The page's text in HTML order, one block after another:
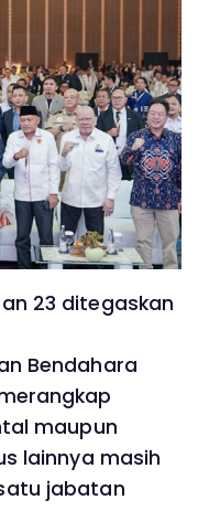
23 ditegaskan
Bendahara
maupun
lainnya masih
jabatan